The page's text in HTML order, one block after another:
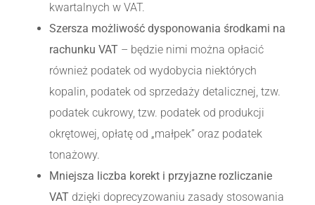
kwartalnych w VAT.
Szersza możliwość dysponowania środkami na
rachunku VAT – będzie nimi można opłacić
również podatek od wydobycia niektórych
kopalin, podatek od sprzedaży detalicznej, tzw.
podatek cukrowy, tzw. podatek od produkcji
okrętowej, opłatę od „małpek” oraz podatek
tonażowy.
Mniejsza liczba korekt i przyjazne rozliczanie
VAT dzięki doprecyzowaniu zasady stosowania